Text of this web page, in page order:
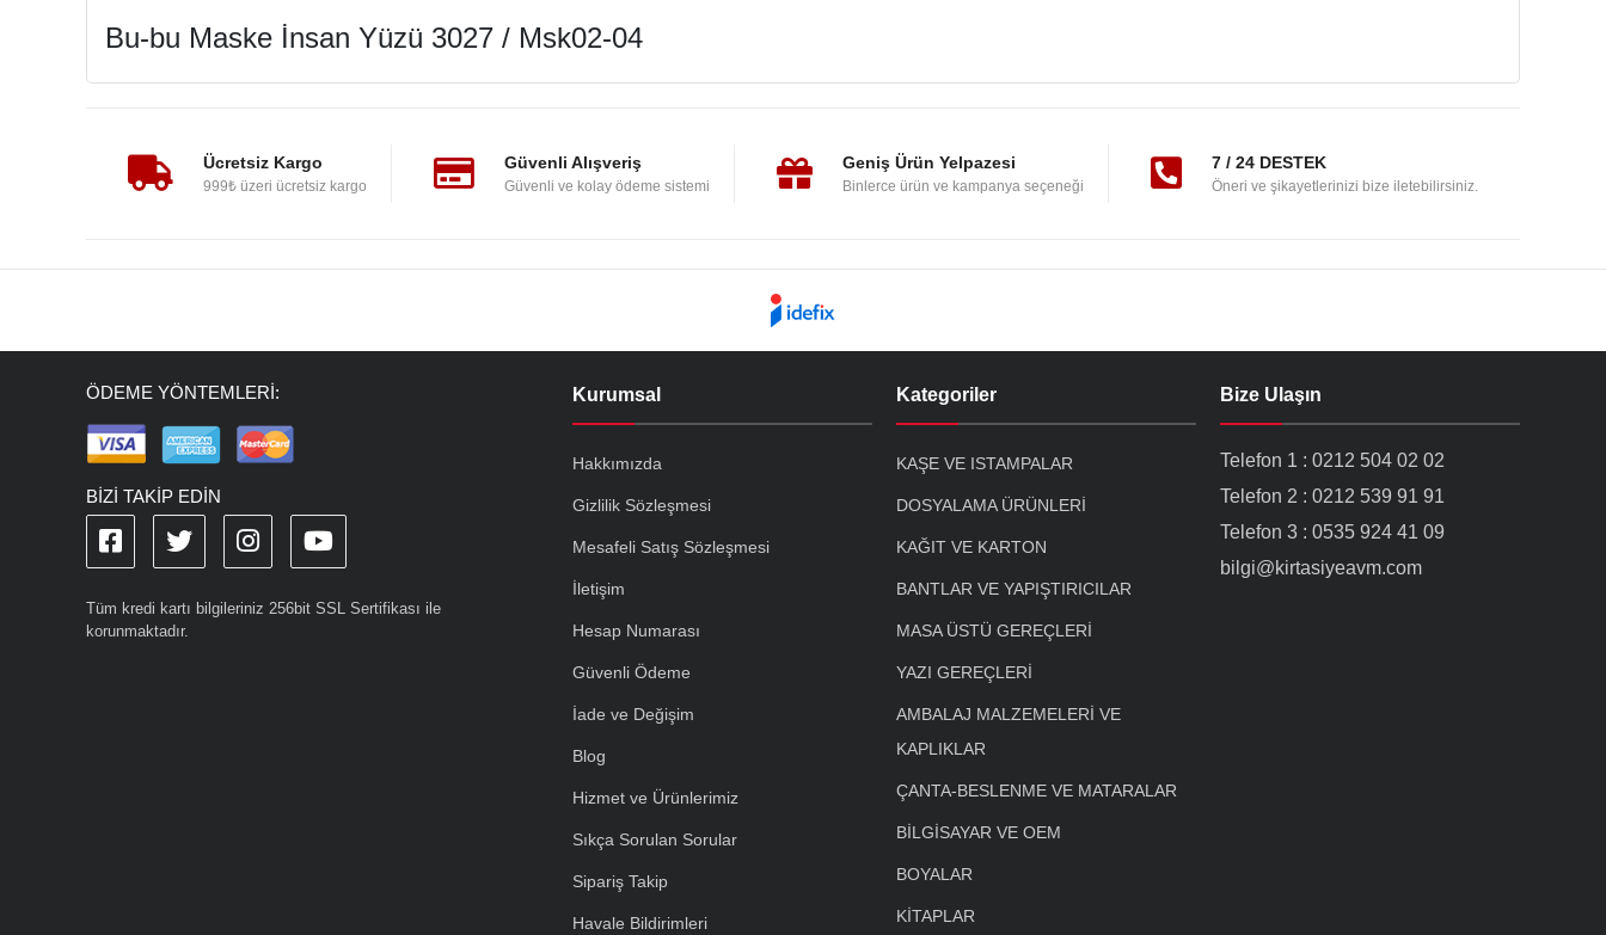
Bu-bu Maske İnsan Yüzü 3027 / Msk02-04
Ücretsiz Kargo
999₺ üzeri ücretsiz kargo
Güvenli Alışveriş
Güvenli ve kolay ödeme sistemi
Geniş Ürün Yelpazesi
Binlerce ürün ve kampanya seçeneği
7 / 24 DESTEK
Öneri ve şikayetlerinizi bize iletebilirsiniz.
ÖDEME YÖNTEMLERİ:
BİZİ TAKİP EDİN
Tüm kredi kartı bilgileriniz 256bit SSL Sertifikası ile
korunmaktadır.
Kurumsal
Hakkımızda
Gizlilik Sözleşmesi
Mesafeli Satış Sözleşmesi
İletişim
Hesap Numarası
Güvenli Ödeme
İade ve Değişim
Blog
Hizmet ve Ürünlerimiz
Sıkça Sorulan Sorular
Sipariş Takip
Havale Bildirimleri
Kategoriler
KAŞE VE ISTAMPALAR
DOSYALAMA ÜRÜNLERİ
KAĞIT VE KARTON
BANTLAR VE YAPIŞTIRICILAR
MASA ÜSTÜ GEREÇLERİ
YAZI GEREÇLERİ
AMBALAJ MALZEMELERİ VE
KAPLIKLAR
ÇANTA-BESLENME VE MATARALAR
BİLGİSAYAR VE OEM
BOYALAR
KİTAPLAR
Bize Ulaşın
Telefon 1 : 0212 504 02 02
Telefon 2 : 0212 539 91 91
Telefon 3 : 0535 924 41 09
bilgi@kirtasiyeavm.com